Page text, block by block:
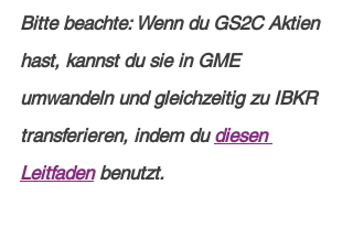
Bitte beachte: Wenn du GS2C Aktien
hast, kannst du sie in GME
umwandeln und gleichzeitig zu IBKR
transferieren, indem du diesen
Leitfaden benutzt.